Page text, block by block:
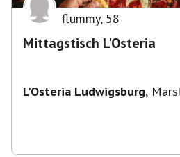
flummy, 58
Mittagstisch L'Osteria
L'Osteria Ludwigsburg,